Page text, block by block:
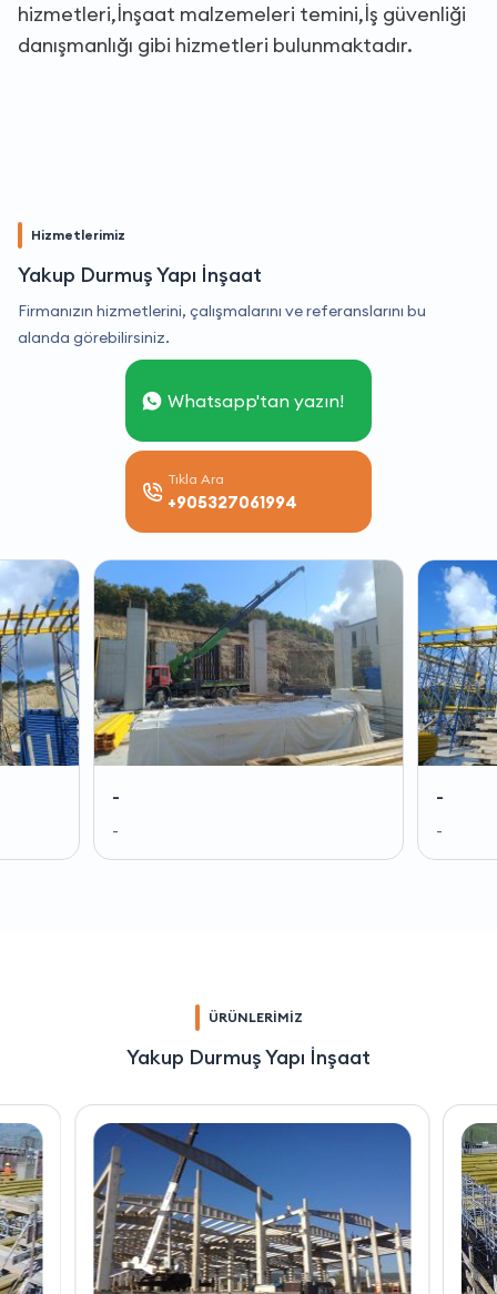
hizmetleri,İnşaat malzemeleri temini,İş güvenliği
danışmanlığı gibi hizmetleri bulunmaktadır.
Hizmetlerimiz
Yakup Durmuş Yapı İnşaat
Firmanızın hizmetlerini, çalışmalarını ve referanslarını bu
alanda görebilirsiniz.
Whatsapp'tan yazın!
Tıkla Ara
+905327061994
-
-
-
-
ÜRÜNLERİMİZ
Yakup Durmuş Yapı İnşaat